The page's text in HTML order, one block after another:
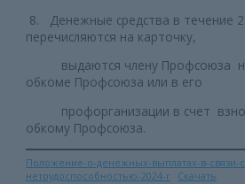
8. Денежные средства в течение
перечисляются на карточку,
выдаются члену Профсоюза
обкоме Профсоюза или в его
профорганизации в счет
обкому Профсоюза.
Положение-о-денежных-выплатах-в-связи-
нетрудоспособностью-2024-г Скачать